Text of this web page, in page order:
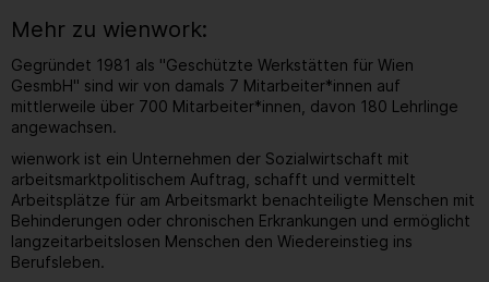
Mehr zu wienwork:
Gegründet 1981 als "Geschützte Werkstätten für Wien
GesmbH" sind wir von damals 7 Mitarbeiter*innen auf
mittlerweile über 700 Mitarbeiter*innen, davon 180 Lehrlinge
angewachsen.
wienwork ist ein Unternehmen der Sozialwirtschaft mit
arbeitsmarktpolitischem Auftrag, schafft und vermittelt
Arbeitsplätze für am Arbeitsmarkt benachteiligte Menschen mit
Behinderungen oder chronischen Erkrankungen und ermöglicht
langzeitarbeitslosen Menschen den Wiedereinstieg ins
Berufsleben.